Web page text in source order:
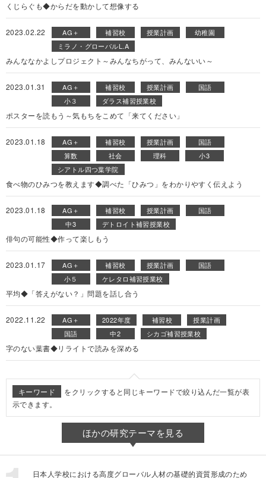
くじらぐも◆からだを動かして想像する
2023.02.22 AG＋ 補習校 授業計画
幼稚園
ミラノ・グローバルL.A
みんななかよしプロジェクト～みんなちがって、みんないい～
2023.01.31 AG＋ 補習校 授業計画
国語
小３
ダラス補習授業校
ポスターを読もう～気もちをこめて「来てください」
2023.01.18 AG＋ 補習校 授業計画
国語
算数
社会 理科
小3
シアトル四つ葉学院
食べ物のひみつを教えます◆調べた「ひみつ」をわかりやすく伝えよう
2023.01.18 AG＋ 補習校 授業計画
国語
中3
デトロイト補習授業校
俳句の可能性◆作って楽しもう
2023.01.17 AG＋ 補習校 授業計画
国語
小５
ケレタロ補習授業校
平均◆「答えがない？」問題を話し合う
2022.11.22 AG＋ 2022年度 補習校
授業計画
国語
中2 シカゴ補習授業校
字のない葉書◆リライトで読みを深める
キーワード
をクリックすると同じキーワードで絞り込んだ一覧が表
示できます。
ほかの研究テーマを見る
日本人学校における高度グローバル人材の基礎的資質形成のため